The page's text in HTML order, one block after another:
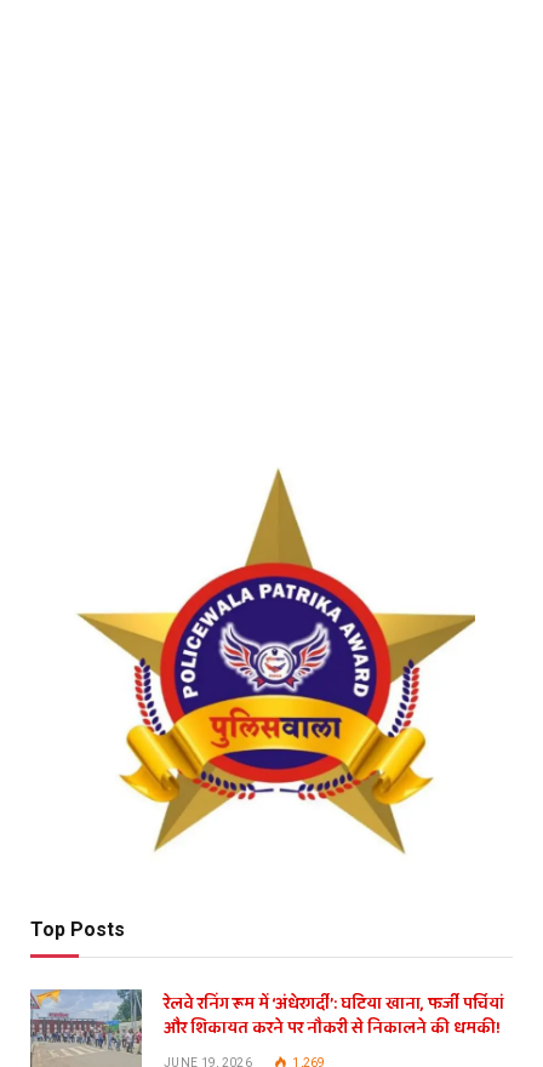
Top Posts
रेलवे रनिंग रूम में ‘अंधेरगर्दी’: घटिया खाना, फर्जी पर्चियां
और शिकायत करने पर नौकरी से निकालने की धमकी!
JUNE 19, 2026 1,269